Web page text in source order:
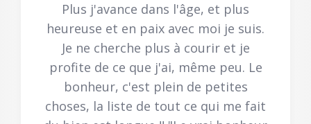
Plus j'avance dans l'âge, et plus
heureuse et en paix avec moi je suis.
Je ne cherche plus à courir et je
profite de ce que j'ai, même peu. Le
bonheur, c'est plein de petites
choses, la liste de tout ce qui me fait